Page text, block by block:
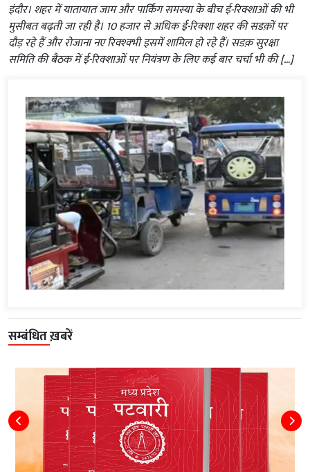
इंदौर। शहर में यातायात जाम और पार्किंग समस्या के बीच ई-रिक्शाओं की भी
मुसीबत बढ़ती जा रही है। 10 हजार से अधिक ई-रिक्शा शहर की सडक़ों पर
दौड़ रहे हैं और रोजाना नए रिक्श्क्भी इसमें शामिल हो रहे हैं। सडक़ सुरक्षा
समिति की बैठक में ई-रिक्शाओं पर नियंत्रण के लिए कई बार चर्चा भी की […]
सम्बंधित ख़बरें